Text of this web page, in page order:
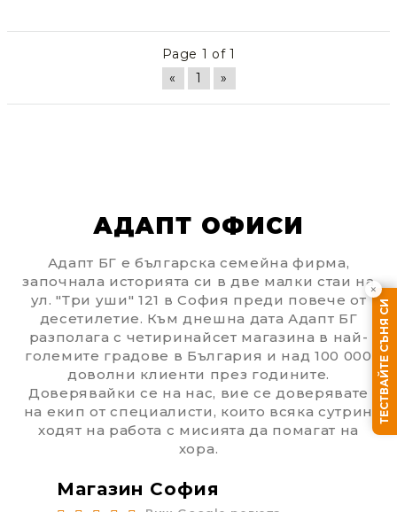
Page 1 of 1
«
1 »
АДАПТ ОФИСИ
Адапт БГ е българска семейна фирма,
започнала историята си в две малки стаи на
ул. "Три уши" 121 в София преди повече от
десетилетие. Към днешна дата Адапт БГ
разполага с четиринайсет магазина в най-
големите градове в България и над 100 000
доволни клиенти през годините.
Доверявайки се на нас, вие се доверявате
на екип от специалисти, които всяка сутрин
ходят на работа с мисията да помагат на
хора.
Магазин София
ТЕСТВАЙТЕ СЪНЯ СИ
×